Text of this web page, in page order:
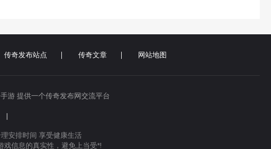
传奇发布站点 传奇文章 网站地图
游 提供一个传奇发布网交流平台
|
安排时间 享受健康生活
戏信息的真实性，避免上当受*!